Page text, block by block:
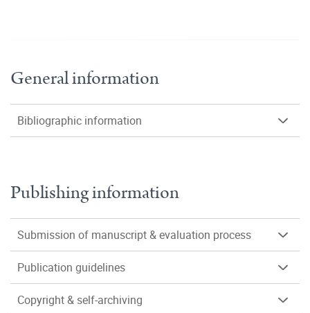
General information
Bibliographic information
Publishing information
Submission of manuscript & evaluation process
Publication guidelines
Copyright & self-archiving